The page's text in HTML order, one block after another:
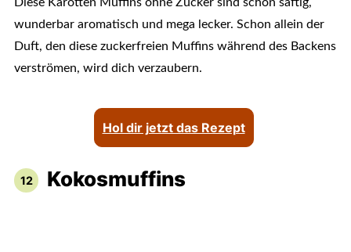
Diese Karotten Muffins ohne Zucker sind schön saftig,
wunderbar aromatisch und mega lecker. Schon allein der
Duft, den diese zuckerfreien Muffins während des Backens
verströmen, wird dich verzaubern.
Hol dir jetzt das Rezept
Kokosmuffins